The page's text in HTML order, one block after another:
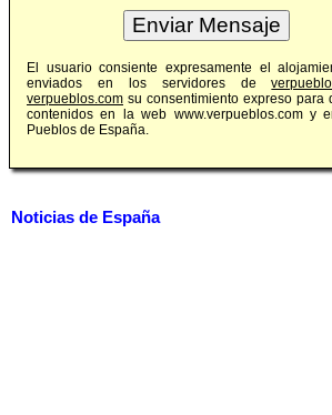
El usuario consiente expresamente el
enviados en los servidores de
verpueblos.com su consentimiento expreso para
contenidos en la web www.verpueblos.com y
Pueblos de España.
Noticias de España